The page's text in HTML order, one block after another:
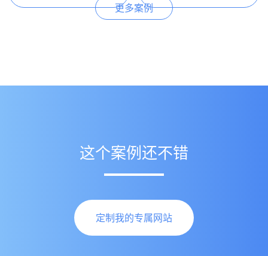
更多案例
这个案例还不错
定制我的专属网站